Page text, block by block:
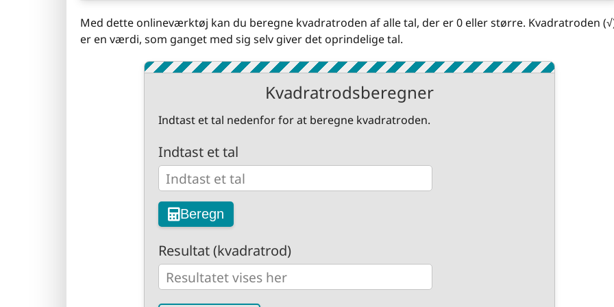
Med dette onlineværktøj kan du beregne kvadratroden af alle tal, der er 0 eller større. Kvadratroden
er en værdi, som ganget med sig selv giver det oprindelige tal.
Kvadratrodsberegner
Indtast et tal nedenfor for at beregne kvadratroden.
Indtast et tal
Beregn
Resultat (kvadratrod)